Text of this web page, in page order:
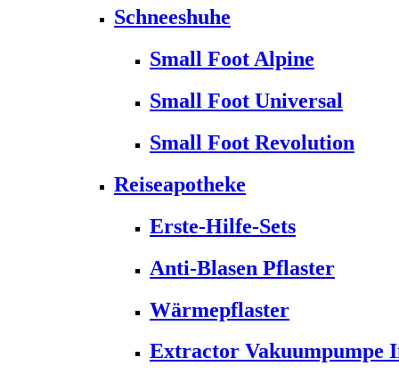
Schneeshuhe
Small Foot Alpine
Small Foot Universal
Small Foot Revolution
Reiseapotheke
Erste-Hilfe-Sets
Anti-Blasen Pflaster
Wärmepflaster
Extractor Vakuumpumpe